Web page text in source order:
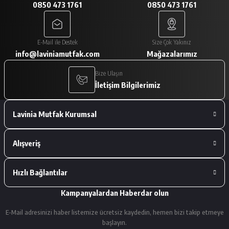
A... V... | 29/01/2026
Paketleme çok iyiydi. Ürünler tam
istediğimiz gibiydi.
A... V... | 29/01/2026
Deneyimini Paylaş
0850 473 1761 0850 473 1761
E-Mail ile Destek
info@laviniamutfak.com
Size Çok Yakınız
Mağazalarımız
Bize Ulaşın
İletişim Bilgilerimiz
Lavinia Mutfak Kurumsal
Alışveriş
Hızlı Bağlantılar
Kampanyalardan Haberdar olun
E-Mail adresinizi haber listemize ücretsiz kaydedin, hemen bizi takip etmeye
başlayın.